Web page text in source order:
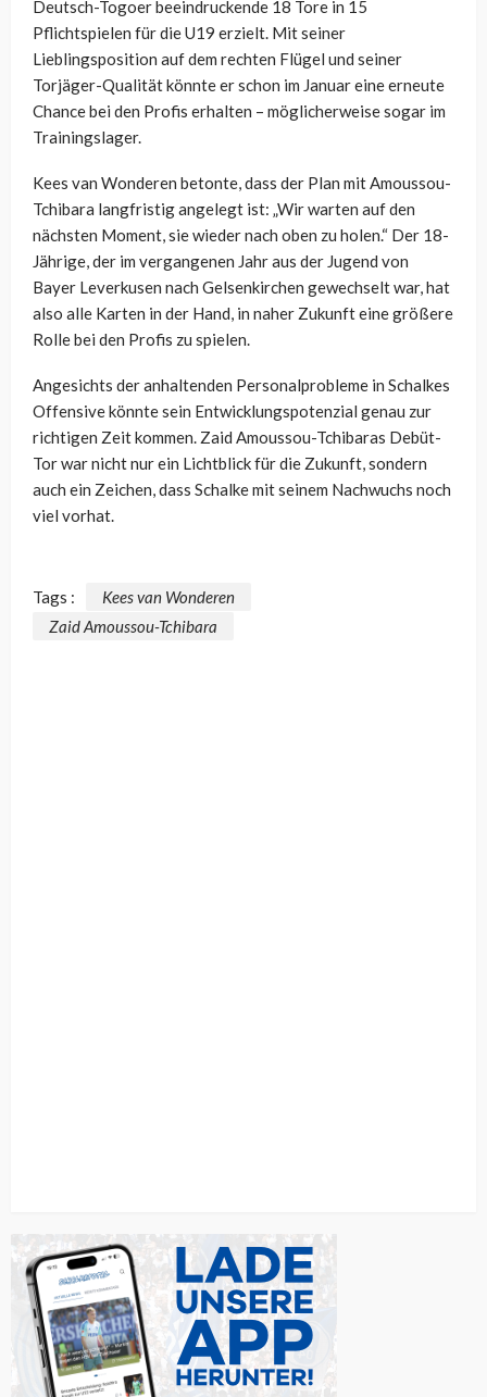
Deutsch-Togoer beeindruckende 18 Tore in 15
Pflichtspielen für die U19 erzielt. Mit seiner
Lieblingsposition auf dem rechten Flügel und seiner
Torjäger-Qualität könnte er schon im Januar eine erneute
Chance bei den Profis erhalten – möglicherweise sogar im
Trainingslager.
Kees van Wonderen betonte, dass der Plan mit Amoussou-
Tchibara langfristig angelegt ist: „Wir warten auf den
nächsten Moment, sie wieder nach oben zu holen.“ Der 18-
Jährige, der im vergangenen Jahr aus der Jugend von
Bayer Leverkusen nach Gelsenkirchen gewechselt war, hat
also alle Karten in der Hand, in naher Zukunft eine größere
Rolle bei den Profis zu spielen.
Angesichts der anhaltenden Personalprobleme in Schalkes
Offensive könnte sein Entwicklungspotenzial genau zur
richtigen Zeit kommen. Zaid Amoussou-Tchibaras Debüt-
Tor war nicht nur ein Lichtblick für die Zukunft, sondern
auch ein Zeichen, dass Schalke mit seinem Nachwuchs noch
viel vorhat.
Tags :
Kees van Wonderen
Zaid Amoussou-Tchibara